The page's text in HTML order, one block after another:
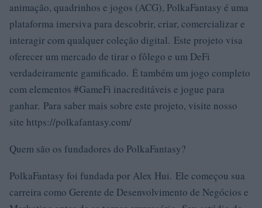
animação, quadrinhos e jogos (ACG), PolkaFantasy é uma
plataforma imersiva para descobrir, criar, comercializar e
interagir com qualquer coleção digital. Este projeto visa
oferecer um mercado de tirar o fôlego e um DeFi
verdadeiramente gamificado. É também um jogo completo
com elementos #GameFi inacreditáveis ​​e jogue para
ganhar. Para saber mais sobre este projeto, visite nosso
site https://polkafantasy.com/
Quem são os fundadores do PolkaFantasy?
PolkaFantasy foi fundada por Alex Hui. Ele começou sua
carreira como Gerente de Desenvolvimento de Negócios e